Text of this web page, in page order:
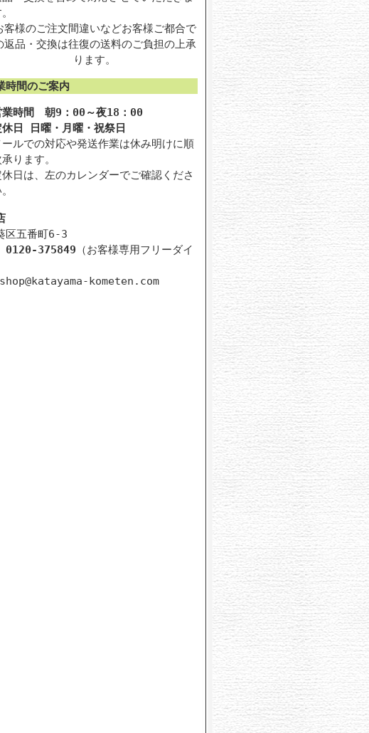
客様のご注文間違いなどお客様ご都合で
返品・交換は往復の送料のご負担の上承
ります。
間のご案内
業時間 朝9：00～夜18：00
休日 日曜・月曜・祝祭日
ールでの対応や発送作業は休み明けに順
ります。
休日は、左のカレンダーでご確認くださ
区五番町6-3
0120-375849 （お客様専用フリーダイ
kometen.com